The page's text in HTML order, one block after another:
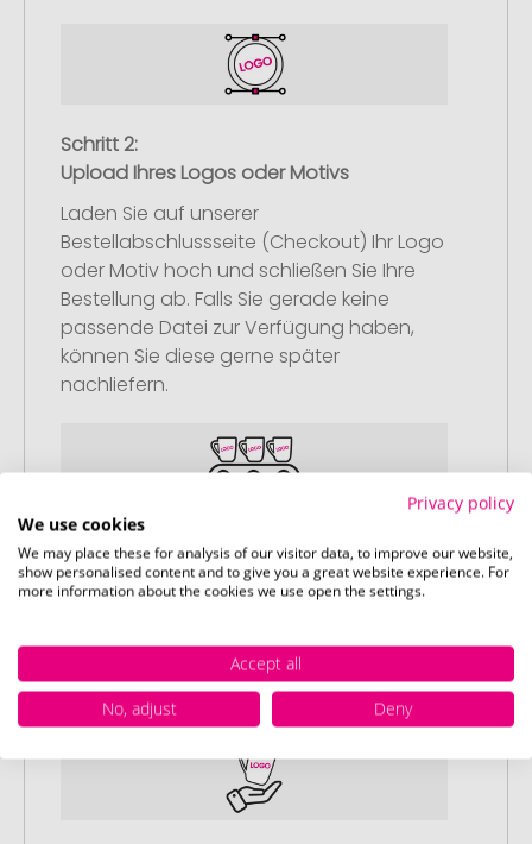
Schritt 2:
Upload Ihres Logos oder Motivs
Laden Sie auf unserer
Bestellabschlussseite (Checkout) Ihr Logo
oder Motiv hoch und schließen Sie Ihre
Bestellung ab. Falls Sie gerade keine
passende Datei zur Verfügung haben,
können Sie diese gerne später
nachliefern.
Schritt 3:
Artikelvorschau und Freigabe
Druckvorschau mit Ihrem Design. Sobald
Sie diese freigeben, starten wir
umgehend mit der Produktion.
Privacy policy
We use cookies
We may place these for analysis of our visitor data, to improve our website,
show personalised content and to give you a great website experience. For
more information about the cookies we use open the settings.
Accept all
No, adjust
Deny